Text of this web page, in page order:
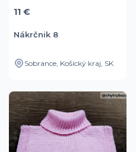
11 €
Nákrčnik 8
Sobrance, Košický kraj, SK